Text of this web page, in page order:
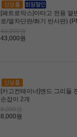
[페트로막스]아타고 전용 열
로/열차단판/화기 반사판)
HR6)
43,000원
43,000원
[카고컨테이너]엔드 그리들
손잡이 2개
8,000원
8,000원